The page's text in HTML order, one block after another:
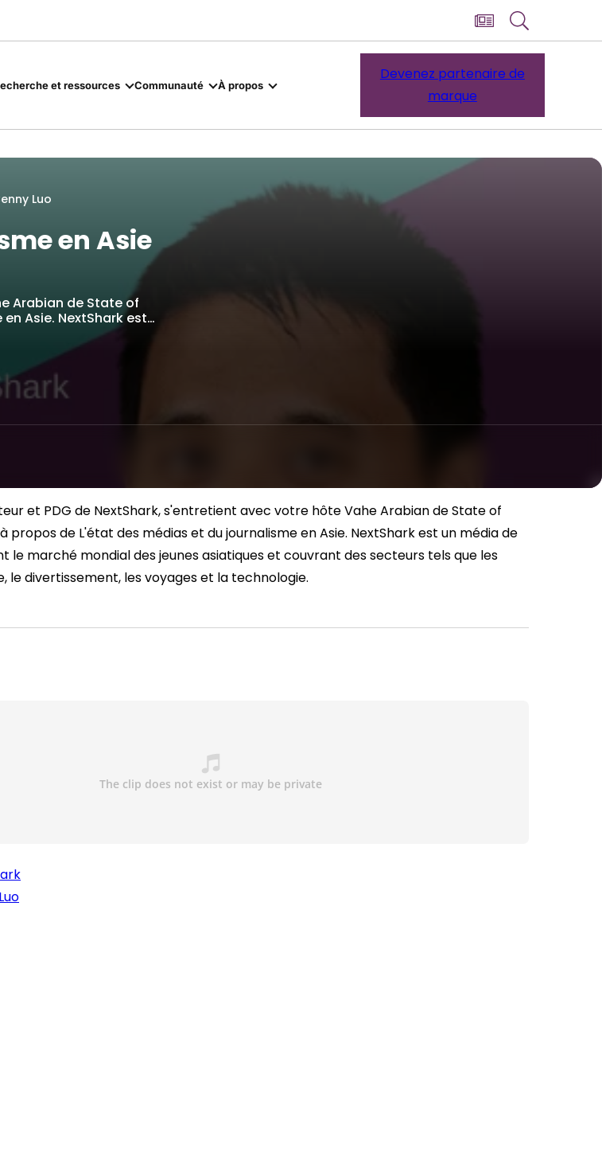
et ressources Communauté À propos
Devenez partenaire de
marque
Luo
en Asie
Arabian de State of
Asie. NextShark est…
et PDG de NextShark, s'entretient avec votre hôte Vahe Arabian de State of
propos de L'état des médias et du journalisme en Asie. NextSharkest un média de
le marché mondial des jeunes asiatiques et couvrant des secteurs tels que les
le divertissement, les voyages et la technologie.